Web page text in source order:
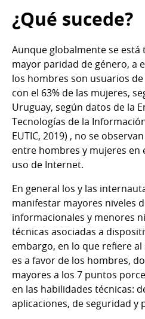
¿Qué sucede?
Aunque globalmente se
mayor paridad de género, a
los hombres son usuarios
con el 63% de las mujeres,
Uruguay, según datos de la
Tecnologías de la
EUTIC, 2019) , no se
entre hombres y mujeres en
uso de Internet.
En general los y las
manifestar mayores niveles
informacionales y menores
técnicas asociadas a
embargo, en lo que refiere
es a favor de los hombres,
mayores a los 7 puntos
en las habilidades técnicas:
aplicaciones, de seguridad y